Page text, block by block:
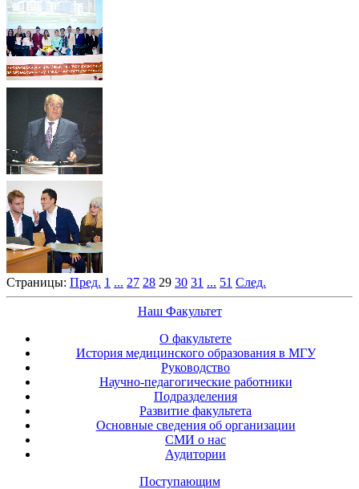
Страницы: Пред. 1 ... 27 28 29 30 31 ... 51 След.
Наш Факультет
О факультете
История медицинского образования в МГУ
Руководство
Научно-педагогические работники
Подразделения
Развитие факультета
Основные сведения об организации
СМИ о нас
Аудитории
Поступающим